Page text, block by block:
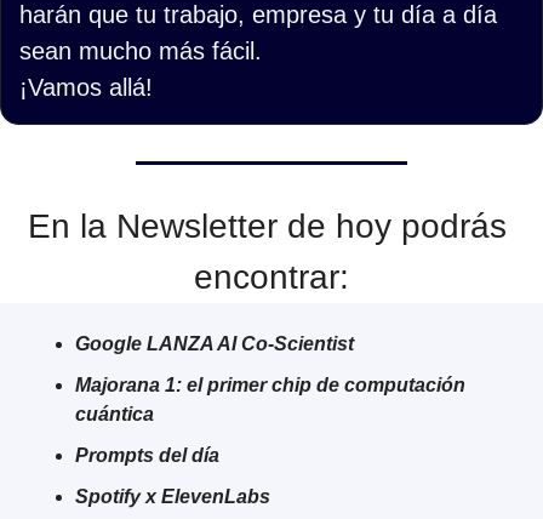
harán que tu trabajo, empresa y tu día a día
sean mucho más fácil.
¡Vamos allá!
En la Newsletter de hoy podrás
encontrar:
Google LANZA AI Co-Scientist
Majorana 1: el primer chip de computación
cuántica
Prompts del día
Spotify x ElevenLabs